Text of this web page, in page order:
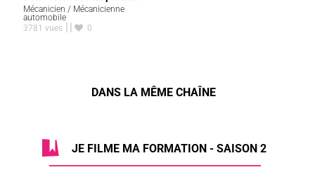
Mécanicien / Mécanicienne
automobile
3781 vues
0
DANS LA MÊME CHAÎNE
JE FILME MA FORMATION - SAISON 2